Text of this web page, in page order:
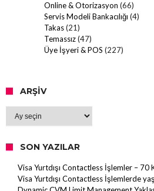
Online & Otorizasyon (66)
Servis Modeli Bankacılığı (4)
Takas(21)
Temassız(47)
Üye İşyeri & POS (227)
ARŞIV
SON YAZILAR
Visa Yurtdışı Contactless İşlemler – 70
Visa Yurtdışı Contactless İşlemlerde